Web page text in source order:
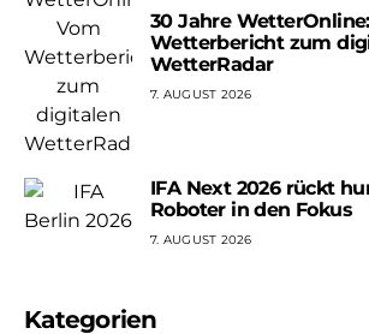
30 Jahre
Wetterbericht zum
WetterRadar
7. AUGUST 2026
IFA Next 2026 rückt
Roboter in den Fokus
7. AUGUST 2026
Kategorien